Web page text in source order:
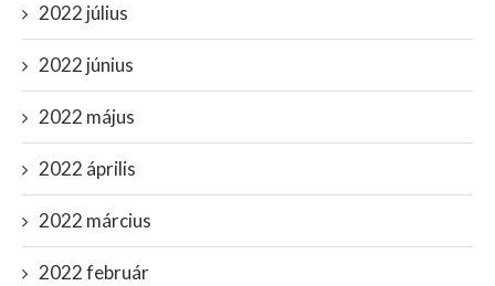
2022 július
2022 június
2022 május
2022 április
2022 március
2022 február